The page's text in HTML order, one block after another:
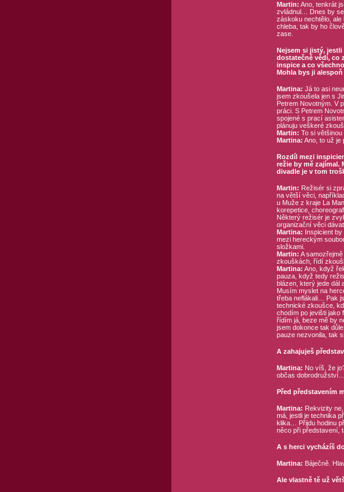
Martin: Ano, tenkrát
zvládnul… Dnes by
záskoku nechtělo, ale
chleba, tak by ho
zase.
Nejsem si jistý,
dostatečně vědí, co
inspice a co
Mohla bys ji
Martina: Já to asi
jsem zkoušela jen s
Petrem Novotným. V
práci. S Petrem
spojené s prací
plánuju veškeré
Martin: To si většinou
Martina: Ano, to už je
Rozdíl mezi
režie by mě zajímal.
divadle je v tom
Martin: Režisér si
na větší věci,
u Muže z kraje La
korepetice,
Některý režisér je
organizační věci
Martina: Inspicient by
mezi hereckým
složkami.
Martin: A
zkouškách, řídí
Martina: Ano, když
pauza, když tedy
blázen, který jede dál
Musím myslet na
třeba neflákali… Pak
technické zkoušce,
chodím po jevišti jako
řídím já, beze mě by
jsem dokonce tak
pauze nezvonila, tak
A zahajuješ
Martina: No víš, že
občas dobrodružství…
Před představením
Martina: Rekvizity
má, jestli je technika
klika… Přijdu hodinu
něco při představení,
A s herci vycházíš
Martina: Báječně.
Ale vlastně tě už